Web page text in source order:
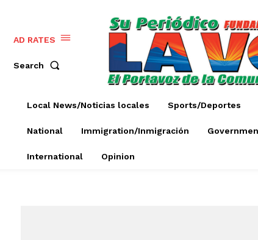
AD RATES
Search
Local News/Noticias locales Sports/Deportes
National Immigration/Inmigración
International Opinion